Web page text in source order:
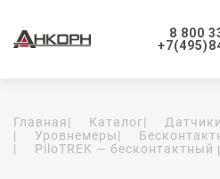
8 800
Главная| Каталог|
|
Уровнемеры|
|
PiloTREK —